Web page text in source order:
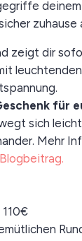
zuhause
zeigt dir
für
sich
Mehr
Blogbeitrag.